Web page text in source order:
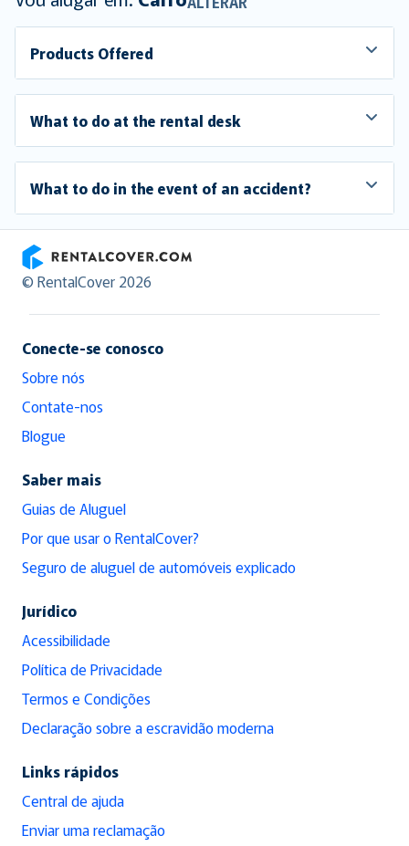
Products Offered
What to do at the rental desk
What to do in the event of an accident?
RentalCover
© RentalCover 2026
Conecte-se conosco
Sobre nós
Contate-nos
Blogue
Saber mais
Guias de Aluguel
Por que usar o RentalCover?
Seguro de aluguel de automóveis explicado
Jurídico
Acessibilidade
Política de Privacidade
Termos e Condições
Declaração sobre a escravidão moderna
Links rápidos
Central de ajuda
Enviar uma reclamação